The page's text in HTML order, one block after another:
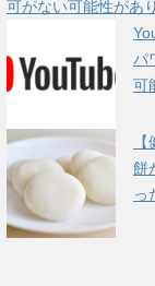
可がない可能性があ
パ
可
餅
っ